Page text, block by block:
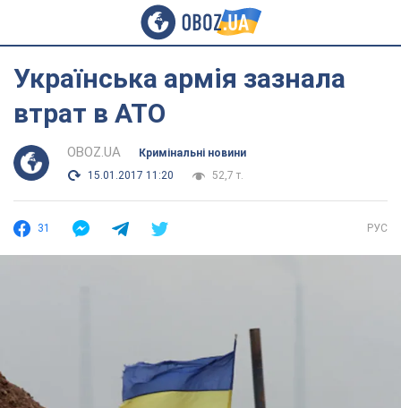
Українська армія зазнала
втрат в АТО
OBOZ.UA
Кримінальні новини
15.01.2017 11:20
52,7 т.
31 РУС